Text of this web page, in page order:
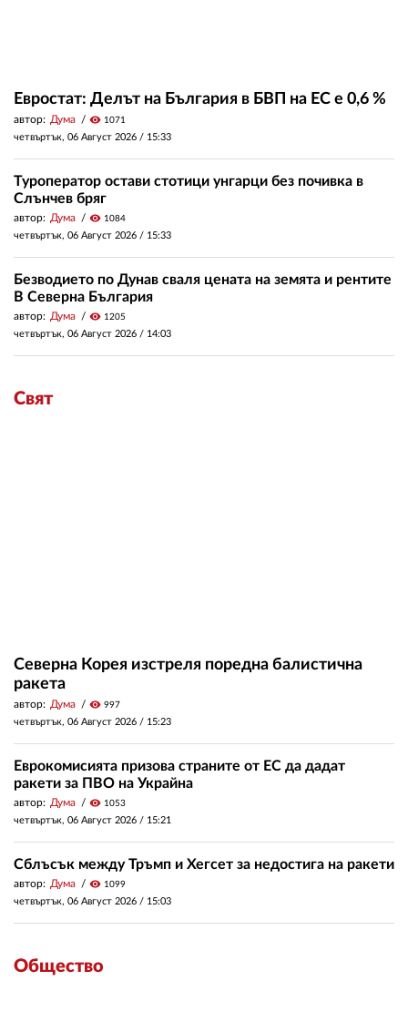
Евростат: Делът на България в БВП на ЕС е 0,6 %
автор: Дума visibility 1071
четвъртък, 06 Август 2026 / 15:33
Туроператор остави стотици унгарци без почивка в
Слънчев бряг
автор: Дума visibility 1084
четвъртък, 06 Август 2026 / 15:33
Безводието по Дунав сваля цената на земята и рентите
В Северна България
автор: Дума visibility 1205
четвъртък, 06 Август 2026 / 14:03
Свят
Северна Корея изстреля поредна балистична
ракета
автор: Дума visibility 997
четвъртък, 06 Август 2026 / 15:23
Еврокомисията призова страните от ЕС да дадат
ракети за ПВО на Украйна
автор: Дума visibility 1053
четвъртък, 06 Август 2026 / 15:21
Сблъсък между Тръмп и Хегсет за недостига на ракети
автор: Дума visibility 1099
четвъртък, 06 Август 2026 / 15:03
Общество